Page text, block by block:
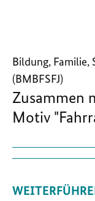
Bildung, Familie,
(BMBFSFJ)
Zusammen
Motiv